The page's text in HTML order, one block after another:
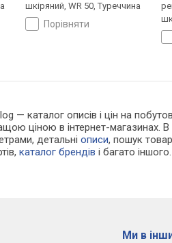
шкіряний, WR 50, Туреччина
порівняти
— каталог описів і цін на
ціною в інтернет-магазинах.
детальніописи, пошук
каталог брендів і багато
Ми в